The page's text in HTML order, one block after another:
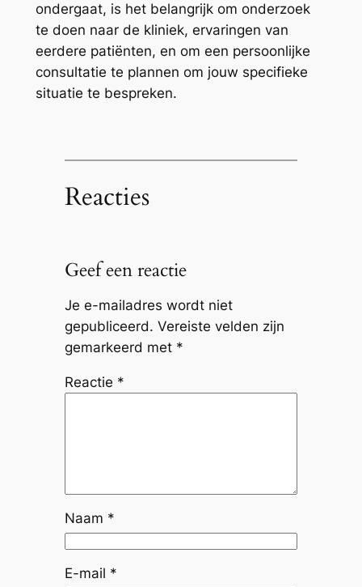
ondergaat, is het belangrijk om onderzoek
te doen naar de kliniek, ervaringen van
eerdere patiënten, en om een persoonlijke
consultatie te plannen om jouw specifieke
situatie te bespreken.
Reacties
Geef een reactie
Je e-mailadres wordt niet
gepubliceerd. Vereiste velden zijn
gemarkeerd met *
Reactie *
Naam *
E-mail *